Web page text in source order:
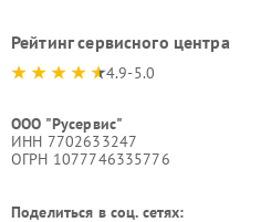
Рейтинг сервисного центра
4.9-5.0
ООО "Русервис"
ИНН 7702633247
ОГРН 1077746335776
Поделиться в соц. сетях: